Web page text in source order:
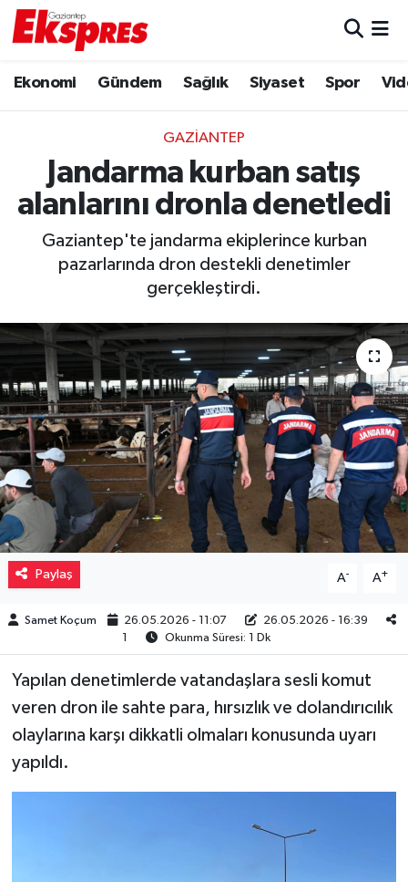
Ekonomi Gündem Sağlık Siyaset Spor
GAZIANTEP
Jandarma kurban satış
alanlarını dronla denetledi
Gaziantep'te jandarma ekiplerince kurban
pazarlarında dron destekli denetimler
gerçekleştirdi.
Paylaş A- A+
Samet Koçum 26.05.2026 - 11:07
26.05.2026 - 16:39
1
Okunma Süresi: 1 Dk
Yapılan denetimlerde vatandaşlara sesli komut
veren dron ile sahte para, hırsızlık ve dolandırıcılık
olaylarına karşı dikkatli olmaları konusunda uyarı
yapıldı.
Ekonomi
Gaziantep son dakika
Genel
Gündem
Kültür Sanat
Magazin
Müzik
Piyasa
Resmi İlanlar
Sağlık
Sinemalar
Siyaset
Teknoloji
Trafik Durumu
Puan Durumu ve Fikstür
Tüm Manşetler
Son Dakika Haberleri